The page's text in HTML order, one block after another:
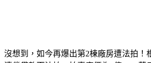
沒想到，如今再爆出第2棟廠房遭法拍！